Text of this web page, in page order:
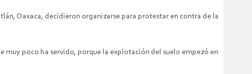
Oaxaca, decidieron organizarse para protestar en contra de la
muy poco ha servido, porque la explotación del suelo empezó en